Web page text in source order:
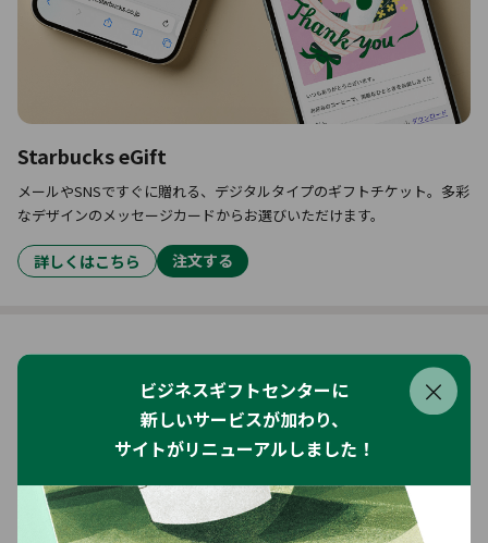
Starbucks eGift
メールやSNSですぐに贈れる、デジタルタイプのギフトチケット。多彩
なデザインのメッセージカードからお選びいただけます。
詳しくはこちら 注文する
ご利用シーン
ビジネスギフトセンターに
新しいサービスが加わり、
サイトがリニューアルしました！